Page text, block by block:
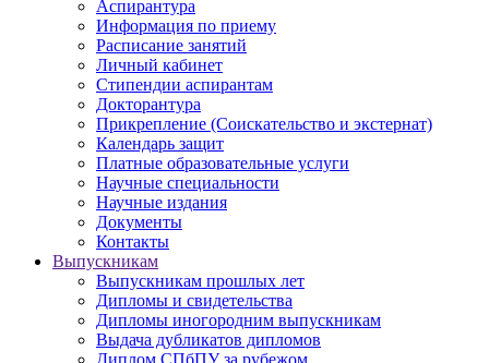
Аспирантура
Информация по приему
Расписание занятий
Личный кабинет
Стипендии аспирантам
Докторантура
Прикрепление (Соискательство и экстернат)
Календарь защит
Платные образовательные услуги
Научные специальности
Научные издания
Документы
Контакты
Выпускникам
Выпускникам прошлых лет
Дипломы и свидетельства
Дипломы иногородним выпускникам
Выдача дубликатов дипломов
Диплом СПбПУ за рубежом